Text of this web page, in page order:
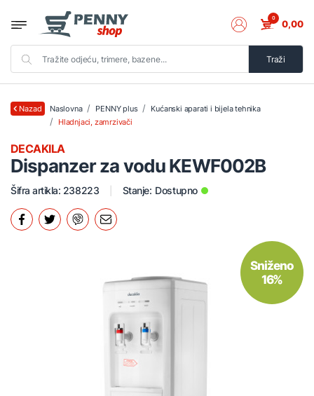
Traži
0 0,00
Nazad Naslovna PENNY plus
Kućanski aparati i bijela tehnika
Hladnjaci, zamrzivači
Dispanzer za vodu KEWF002B
DECAKILA
Šifra artikla: 238223 Stanje: Dostupno
Sniženo
16%